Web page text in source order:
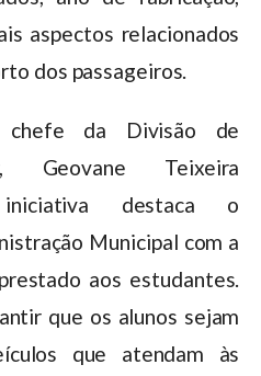
aspectos relacionados
dos passageiros.
da Divisão de
Geovane Teixeira
destaca o
Municipal com a
aos estudantes.
que os alunos sejam
que atendam às